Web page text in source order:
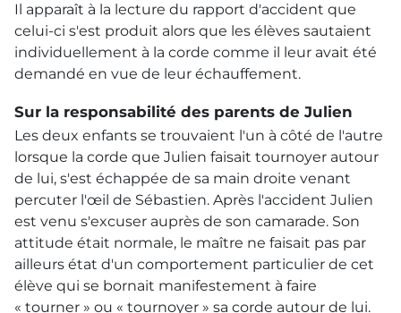
Il apparaît à la lecture du rapport d'accident que
celui-ci s'est produit alors que les élèves sautaient
individuellement à la corde comme il leur avait été
demandé en vue de leur échauffement.
Sur la responsabilité des parents de Julien
Les deux enfants se trouvaient l'un à côté de l'autre
lorsque la corde que Julien faisait tournoyer autour
de lui, s'est échappée de sa main droite venant
percuter l'œil de Sébastien. Après l'accident Julien
est venu s'excuser auprès de son camarade. Son
attitude était normale, le maître ne faisait pas par
ailleurs état d'un comportement particulier de cet
élève qui se bornait manifestement à faire
« tourner » ou « tournoyer » sa corde autour de lui.